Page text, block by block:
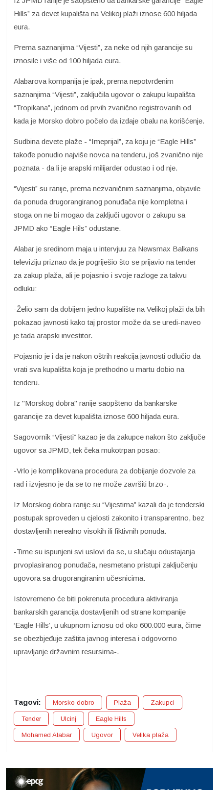
Hills” za devet kupališta na Velikoj plaži iznose 600 hiljada
eura.
Prema saznanjima “Vijesti”, za neke od njih garancije su
iznosile i više od 100 hiljada eura.
Alabarova kompanija je ipak, prema nepotvrđenim
saznanjima “Vijesti”, zaključila ugovor o zakupu kupališta
“Tropikana”, jednom od prvih zvanično registrovanih od
kada je Morsko dobro počelo da izdaje obalu na korišćenje.
Sudbina devete plaže - “Imeprijal”, za koju je “Eagle Hills”
takođe ponudio najviše novca na tenderu, još zvanično nije
poznata - da li je arapski milijarder odustao i od nje.
“Vijesti” su ranije, prema nezvaničnim saznanjima, objavile
da ponuda drugorangiranog ponuđača nije kompletna i
stoga on ne bi mogao da zaključi ugovor o zakupu sa
JPMD ako “Eagle Hils” odustane.
Alabar je sredinom maja u intervjuu za Newsmax Balkans
televiziju priznao da je pogriješio što se prijavio na tender
za zakup plaža, ali je pojasnio i svoje razloge za takvu
odluku:
-Želio sam da dobijem jedno kupalište na Velikoj plaži da bih
pokazao javnosti kako taj prostor može da se uredi-naveo
je tada arapski investitor.
Pojasnio je i da je nakon oštrih reakcija javnosti odlučio da
vrati sva kupališta koja je prethodno u martu dobio na
tenderu.
Iz "Morskog dobra" ranije saopšteno da bankarske
garancije za devet kupališta iznose 600 hiljada eura.
Sagovornik “Vijesti” kazao je da zakupce nakon što zaključe
ugovor sa JPMD, tek čeka mukotrpan posao:
-Vrlo je komplikovana procedura za dobijanje dozvole za
rad i izvjesno je da se to ne može završiti brzo-.
Iz Morskog dobra ranije su “Vijestima” kazali da je tenderski
postupak sproveden u cjelosti zakonito i transparentno, bez
dostavljenih nerealno visokih ili fiktivnih ponuda.
-Time su ispunjeni svi uslovi da se, u slučaju odustajanja
prvoplasiranog ponuđača, nesmetano pristupi zaključenju
ugovora sa drugorangiranim učesnicima.
Istovremeno će biti pokrenuta procedura aktiviranja
bankarskih garancija dostavljenih od strane kompanije
‘Eagle Hills’, u ukupnom iznosu od oko 600.000 eura, čime
se obezbjeđuje zaštita javnog interesa i odgovorno
upravljanje državnim resursima-.
Tagovi: Morsko dobro Plaža Zakupci
Tender Ulcinj Eagle Hills
Mohamed Alabar Ugovor Velika plaža